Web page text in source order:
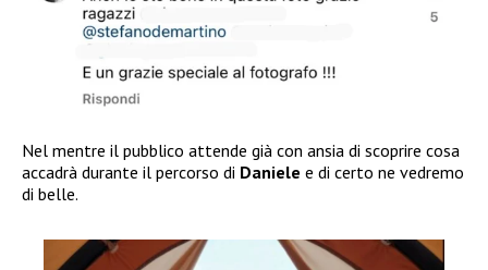
Nel mentre il pubblico attende già con ansia di scoprire cosa
accadrà durante il percorso di Daniele e di certo ne vedremo
di belle.